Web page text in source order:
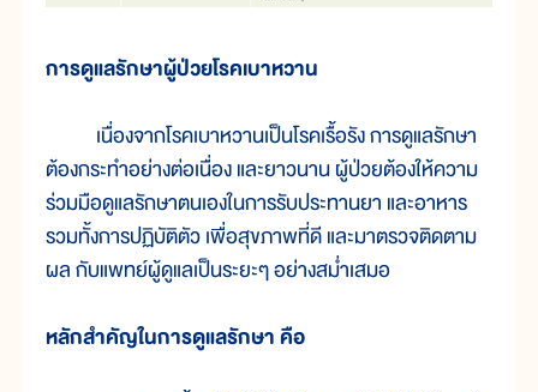
การดูแลรักษาผู้ป่วยโรคเบาหวาน
เนื่องจากโรคเบาหวานเป็นโรคเรื้อรัง การดูแลรักษา
ต้องกระทำอย่างต่อเนื่อง และยาวนาน ผู้ป่วยต้องให้ความ
ร่วมมือดูแลรักษาตนเองในการรับประทานยา และอาหาร
รวมทั้งการปฏิบัติตัว เพื่อสุขภาพที่ดี และมาตรวจติดตาม
ผล กับแพทย์ผู้ดูแลเป็นระยะๆ อย่างสม่ำเสมอ
หลักสำคัญในการดูแลรักษา คือ